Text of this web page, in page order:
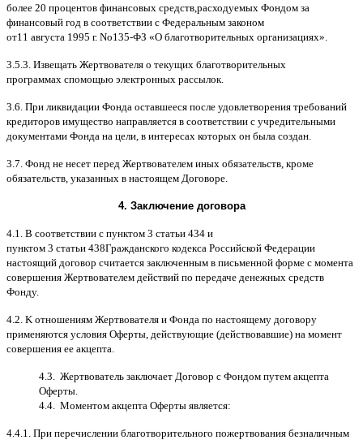
более 20 процентов финансовых средств расходуемых Фондом за
финансовый год в соответствии с Федеральным законом
от11 августа 1995 г. No135-ФЗ «О благотворительных организациях».
3.5.3. Извещать Жертвователя o текущих благотворительных
программах cпомощью электронных рассылок
3.6. При ликвидации Фонда оставшееся после удовлетворения требований
кредиторов имущество направляется в соответствии с учредительными
документами Фонда на цели в интересах которых он была создан
3.7. Фонд не несет перед Жертвователем иных обязательств кроме
обязательств указанных в настоящем Договоре
4. Заключение договора
4.1. B соответствии с пунктом 3 статьи 434 и
пунктом 3 статьи 438Гражданского кодекса Российской Федерации
настоящий договор считается заключенным в письменной форме c момента
совершения Жертвователем действий по передаче денежных средств
Фонду.
4.2. K отношениям Жертвователя и Фонда по настоящему договору
применяются условия Оферты действующие (действовавшие) на момент
совершения ее акцепта
4.3. Жертвователь заключает Договор c Фондом путем акцепта
Оферты
4.4. Моментом акцепта Оферты является:
4.4.1. При перечислении благотворительного пожертвования безналичным